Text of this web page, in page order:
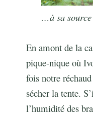
…à sa source
En amont de la
pique-nique où
fois notre
sécher la tente.
l’humidité des